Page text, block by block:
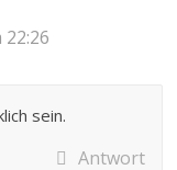
sein.
Antwort